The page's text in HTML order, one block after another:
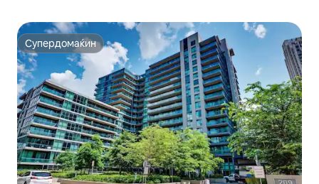
Супердомаќин
Супердомаќин